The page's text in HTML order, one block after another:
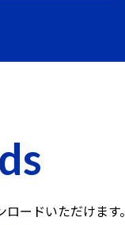
ロードいただけます。